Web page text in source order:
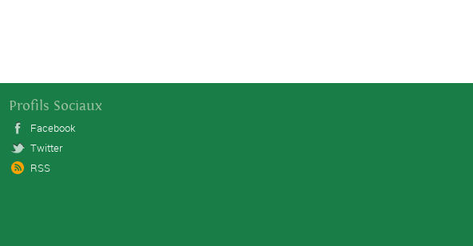
Profils Sociaux
Facebook
Twitter
RSS